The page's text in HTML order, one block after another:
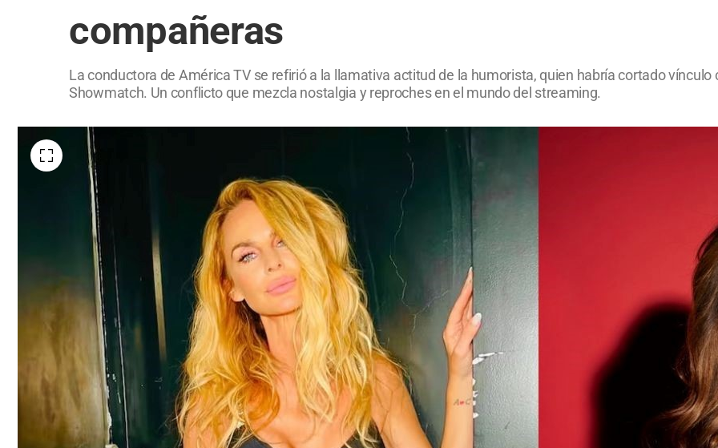
compañeras
La conductora de América TV se refirió a la llamativa actitud de la humorista, quien habría cortado
Showmatch. Un conflicto que mezcla nostalgia y reproches en el mundo del streaming.